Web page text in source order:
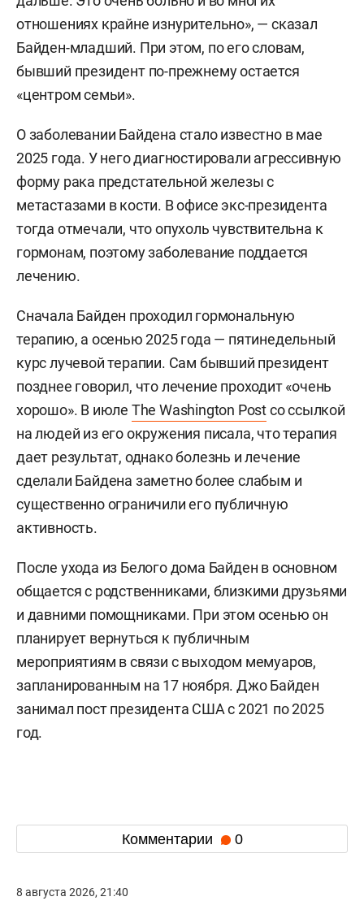
отношениях крайне изнурительно», — сказал
Байден-младший. При этом, по его словам,
бывший президент по-прежнему остается
«центром семьи».
О заболевании Байдена стало известно в мае
2025 года. У него диагностировали агрессивную
форму рака предстательной железы с
метастазами в кости. В офисе экс-президента
тогда отмечали, что опухоль чувствительна к
гормонам, поэтому заболевание поддается
лечению.
Сначала Байден проходил гормональную
терапию, а осенью 2025 года — пятинедельный
курс лучевой терапии. Сам бывший президент
позднее говорил, что лечение проходит «очень
хорошо». В июле The Washington Postсо ссылкой
на людей из его окружения писала, что терапия
дает результат, однако болезнь и лечение
сделали Байдена заметно более слабым и
существенно ограничили его публичную
активность.
После ухода из Белого дома Байден в основном
общается с родственниками, близкими друзьями
и давними помощниками. При этом осенью он
планирует вернуться к публичным
мероприятиям в связи с выходом мемуаров,
запланированным на 17 ноября. Джо Байден
занимал пост президента США с 2021 по 2025
год.
Комментарии 0
8 августа 2026, 21:40